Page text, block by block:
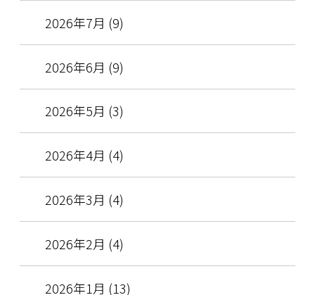
2026年7月 (9)
2026年6月 (9)
2026年5月 (3)
2026年4月 (4)
2026年3月 (4)
2026年2月 (4)
2026年1月 (13)